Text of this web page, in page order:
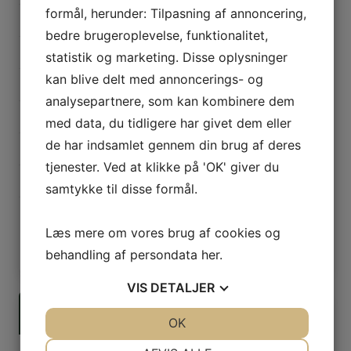
1660-1814
Det 19. århundrede
Det 20. århundrede
Besættelsen
Det 21. århundrede
Arkæologi
Vis alle
SAMFUND 158
formål, herunder: Tilpasning af annoncering,
bedre brugeroplevelse, funktionalitet,
statistik og marketing. Disse oplysninger
kan blive delt med annoncerings- og
analysepartnere, som kan kombinere dem
med data, du tidligere har givet dem eller
de har indsamlet gennem din brug af deres
tjenester. Ved at klikke på 'OK' giver du
samtykke til disse formål.
Læs mere om vores brug af cookies og
behandling af persondata her.
VIS DETALJER
OK